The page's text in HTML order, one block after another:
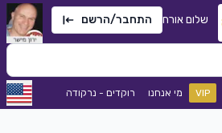
שלום אורח התחבר/הרשם
VIP מי אנחנו רוקדים - נרקודה